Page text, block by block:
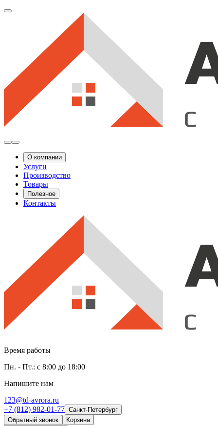
О компании
Услуги
Производство
Товары
Полезное
Контакты
Время работы
Пн. - Пт.: с 8:00 до 18:00
Напишите нам
123@td-avrora.ru
+7 (812) 982-01-77 Санкт-Петербург
Обратный звонок
Корзина